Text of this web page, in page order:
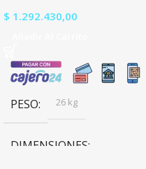
$ 1.292.430,00
PESO 26 kg
DIMENSIONES